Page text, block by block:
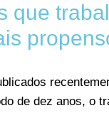
que
de dez anos, o